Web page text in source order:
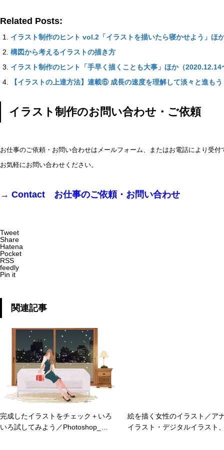
Related Posts:
イラスト制作のヒント vol.2「イラストを描いたら寝かせよう」ほ
構図から考えるイラストの描き方
イラスト制作のヒント「手早く描くことも大事」ほか（
【イラストの上達方法】連載⑥ 成長の速度を理解して淡々と進もう
イラスト制作のお問い合わせ・ご依頼
お仕事のご依頼・お問い合わせはメールフォーム、またはお電話により受付
お気軽にお問い合わせください。
→ Contact お仕事のご依頼・お問い合わせ
Tweet
Share
Hatena
Pocket
RSS
feedly
Pin it
関連記事
完成したイラストをチェック＋いろ
いろ試してみよう／Photoshop_ク
絵を描く女性のイラスト／ア
イラスト・デジタルイラスト